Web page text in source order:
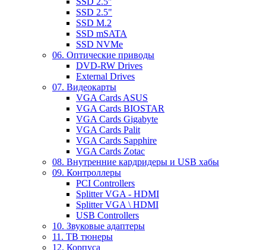
SSD 2.5"
SSD M.2
SSD mSATA
SSD NVMe
06. Оптические приводы
DVD-RW Drives
External Drives
07. Видеокарты
VGA Cards ASUS
VGA Cards BIOSTAR
VGA Cards Gigabyte
VGA Cards Palit
VGA Cards Sapphire
VGA Cards Zotac
08. Внутренние кардридеры и USB хабы
09. Контроллеры
PCI Controllers
Splitter VGA - HDMI
Splitter VGA \ HDMI
USB Controllers
10. Звуковые адаптеры
11. ТВ тюнеры
12. Корпуса